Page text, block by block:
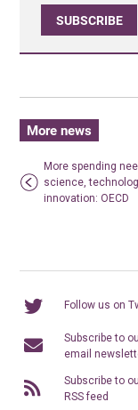
SUBSCRIBE
More news
More spending
science,
innovation: OECD
Follow us on
Subscribe to
email
Subscribe to
RSS feed